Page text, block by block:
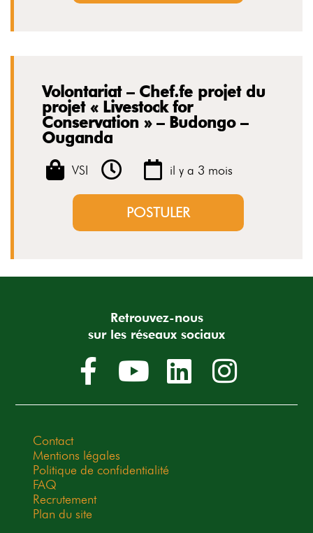
Volontariat – Chef.fe projet du
projet « Livestock for
Conservation » – Budongo –
Ouganda
VSI il y a 3 mois
POSTULER
Retrouvez-nous
sur les réseaux sociaux
Contact
Mentions légales
Politique de confidentialité
FAQ
Recrutement
Plan du site